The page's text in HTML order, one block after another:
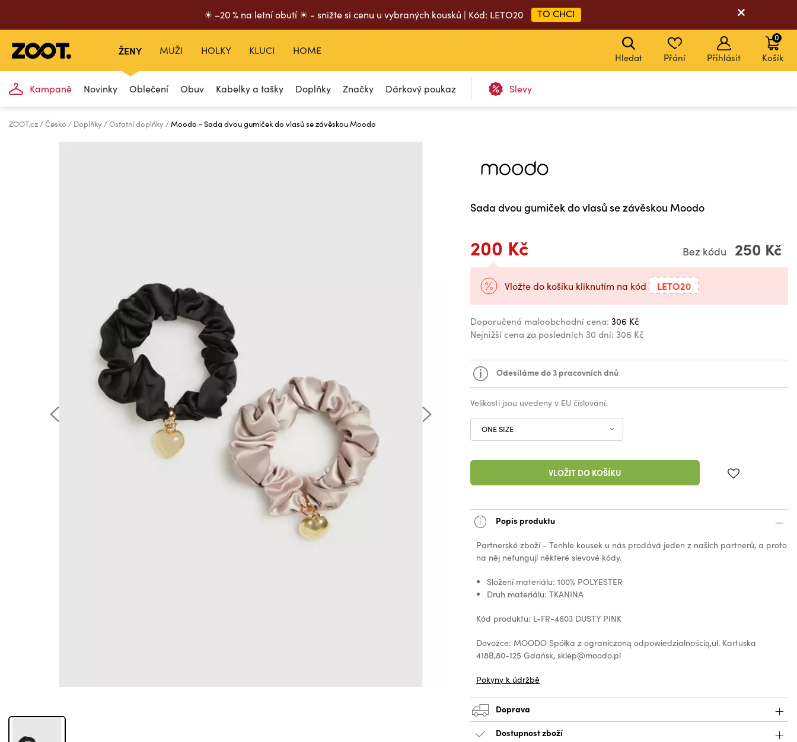
☀ –20 % na letní obutí ☀ - snižte si cenu u vybraných kousků | Kód: LETO20 TO CHCI
ŽENY
Kampaně Novinky Oblečení Obuv Kabelky a tašky Doplňky Značky Dárkový poukaz Slevy
MUŽI HOLKY KLUCI HOME
Hledat Přání Přihlásit Košík
0
ZOOT.cz Česko Doplňky Ostatní doplňky Moodo - Sada dvou gumiček do vlasů se závěskou Moodo
Sada dvou gumiček do vlasů se závěskou Moodo
200 Kč Bez kódu 250 Kč
Vložte do košíku kliknutím na kód LETO20
Doporučená maloobchodní cena: 306 Kč
Nejnižší cena za posledních 30 dní: 306 Kč
Odesíláme do 3 pracovních dnů
Velikosti jsou uvedeny v EU číslování.
ONE SIZE
VLOŽIT DO KOŠÍKU
Popis produktu
Partnerské zboží - Tenhle kousek u nás prodává jeden z našich partnerů, a proto
na něj nefungují některé slevové kódy.
Složení materiálu: 100% POLYESTER
Druh materiálu: TKANINA
Kód produktu: L-FR-4603 DUSTY PINK
Dovozce: MOODO Spółka z ograniczoną odpowiedzialnością,ul. Kartuska
418B,80-125 Gdańsk, sklep@moodo.pl
Pokyny k údržbě
Doprava
Dostupnost zboží